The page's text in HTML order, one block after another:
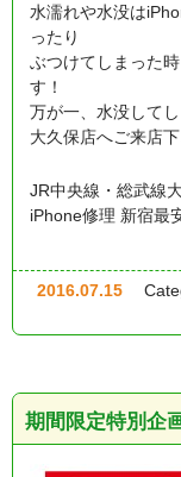
水濡れや水没は
ったり
ぶつけてしまった
す！
万が一、水没して
大久保店へご来店
JR中央線・総武線
iPhone修理 新宿最
2016.07.15
期間限定特別企